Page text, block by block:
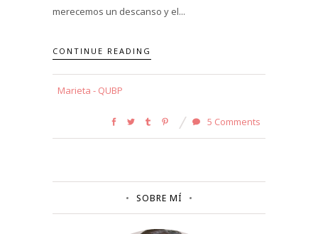
merecemos un descanso y el...
CONTINUE READING
Marieta - QUBP
5 Comments
SOBRE MÍ